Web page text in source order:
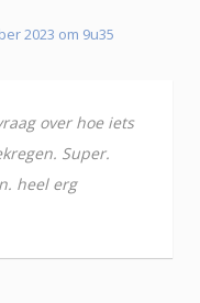
2023 om 9u35
over hoe iets
Super.
heel erg